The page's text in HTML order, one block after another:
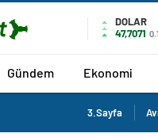
DOLAR
47,7071
Gündem Ekonomi
3.Sayfa